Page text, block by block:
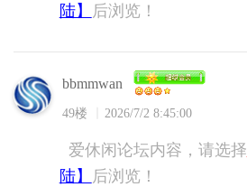
陆】
后浏览！
bbmmwan
49楼 2026/7/2 8:45:00
爱休闲论坛内容，请选择
陆】
后浏览！